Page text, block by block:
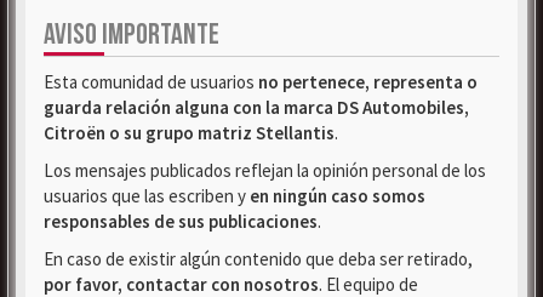
AVISO IMPORTANTE
Esta comunidad de usuarios no pertenece, representa o
guarda relación alguna con la marca DS Automobiles,
Citroën o su grupo matriz Stellantis.
Los mensajes publicados reflejan la opinión personal de los
usuarios que las escriben y en ningún caso somos
responsables de sus publicaciones.
En caso de existir algún contenido que deba ser retirado,
por favor, contactar con nosotros. El equipo de